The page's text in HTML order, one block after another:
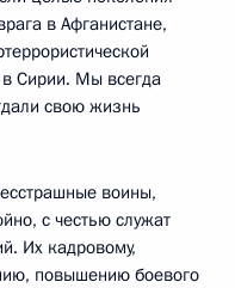
в Афганистане,
Сирии. Мы всегда
свою жизнь
воины,
с честью служат
Их кадровому,
повышению боевого